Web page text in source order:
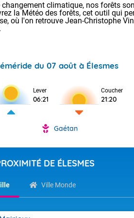
Pour la
Tendance
changement climatique, nos forêts
la Météo des forêts, cet outil qui
où l'on retrouve Jean-Christophe
du 07 août à Élesmes
Lever
06:21
Coucher
21:20
Gaétan
DE ÉLESMES
Ville Monde
Voici les
31 Lyon :
: 32 Nancy :
32 Lille : 28
Demain :
Très
sur les